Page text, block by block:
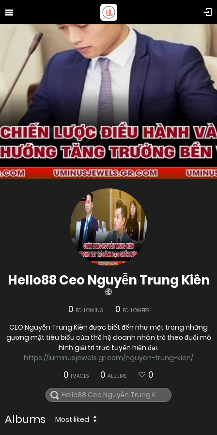
Hello88 Ceo Nguyễn Trung Kiên
0 FOLLOWING 0 FOLLOWERS
CEO Nguyễn Trung Kiên được biết đến như một trong những
gương mặt tiêu biểu của thế hệ doanh nhân trẻ theo đuổi mô
hình giải trí trực tuyến hiện đại.
https://luminusjewels.gr.com/nguyen-trung-kien/
0 IMAGES 0 ALBUMS 0
Albums Most liked